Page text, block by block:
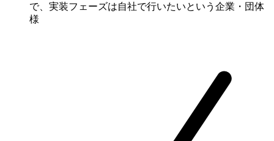
で、実装フェーズは自社で行いたいという企業・団体
様